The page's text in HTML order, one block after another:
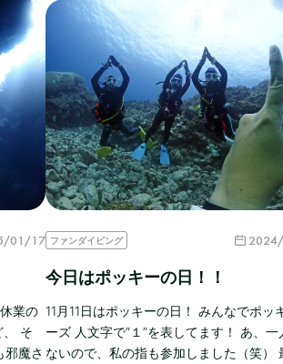
01/17
業の
、 そ
魔さ
ファンダイビング
今日はポッキーの日！！
11月11日はポッキーの日！ みんなでポッ
ーズ 人文字で“１”を表してます！ あ、一
ないので、私の指も参加しました（笑）